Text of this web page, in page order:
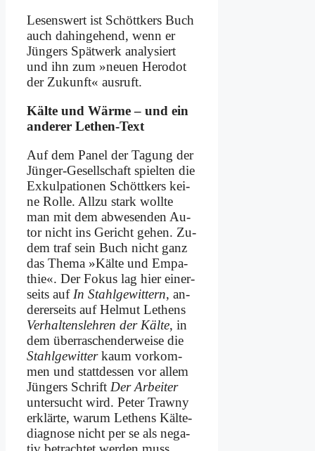
Le­sens­wert ist Schött­kers Buch
auch da­hin­ge­hend, wenn er
Jün­gers Spät­werk ana­ly­siert
und ihn zum »neu­en He­ro­dot
der Zu­kunft« aus­ruft.
Käl­te und Wär­me – und ein
an­de­rer Le­then-Text
Auf dem Pa­nel der Ta­gung der
Jün­ger-Ge­sell­schaft spiel­ten die
Exkul­pa­tio­nen Schött­kers kei­
ne Rol­le. All­zu stark woll­te
man mit dem ab­we­sen­den Au­
tor nicht ins Ge­richt ge­hen. Zu­
dem traf sein Buch nicht ganz
das The­ma »Käl­te und Em­pa­
thie«. Der Fo­kus lag hier ei­ner­
seits auf In Stahl­ge­wit­tern, an­
de­rer­seits auf Hel­mut Le­thens
Ver­hal­tens­leh­ren der Käl­te, in
dem über­ra­schen­der­wei­se die
Stahl­ge­wit­terkaum vor­kom­
men und statt­des­sen vor al­lem
Jün­gers Schrift Der Ar­bei­ter
un­ter­sucht wird. Pe­ter Traw­ny
er­klär­te, war­um Le­thens Käl­te­
dia­gno­se nicht per se als ne­ga­